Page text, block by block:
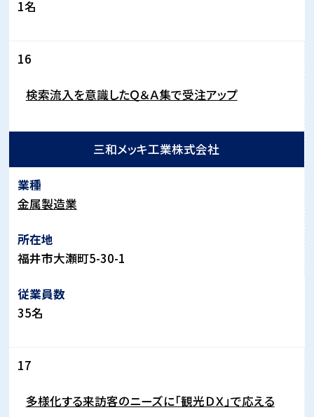
1名
16
検索流入を意識したＱ＆Ａ集で受注アップ
三和メッキ工業株式会社
金属製造業
福井市大瀬町5-30-1
35名
17
多様化する来訪客のニーズに「観光ＤＸ」で応える